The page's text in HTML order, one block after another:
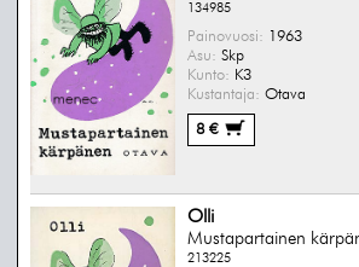
134985
Painovuosi: 1963
Asu: Skp
Kunto: K3
Kustantaja: Otava
8 €
Olli
Mustapartainen
213225